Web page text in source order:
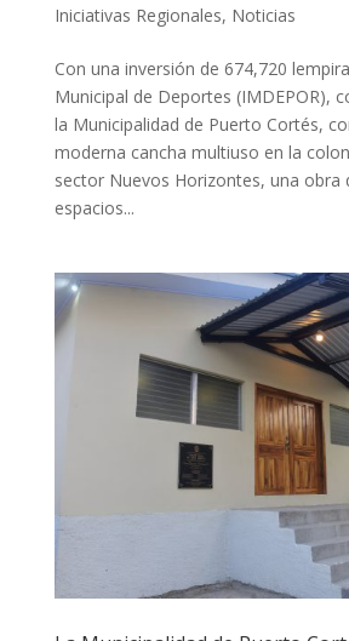
Iniciativas Regionales, Noticias
Con una inversión de 674,720
Municipal de Deportes (IMDEPOR),
la Municipalidad de Puerto Cortés,
moderna cancha multiuso en la
sector Nuevos Horizontes, una obra
espacios...